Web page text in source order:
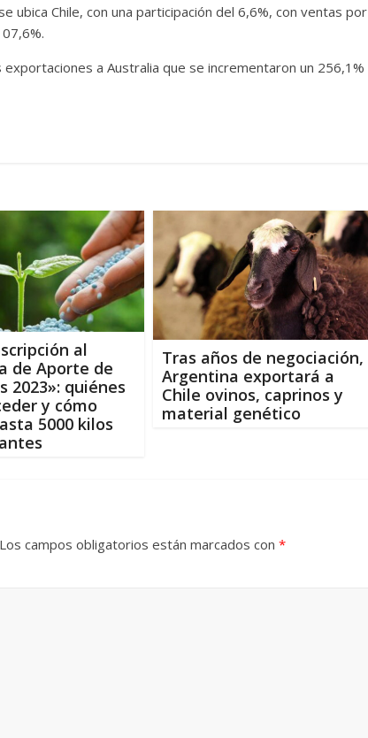
ubica Chile, con una participación del 6,6%, con ventas por
a Australia que se incrementaron un 256,1%
al
de Aporte de
2023»: quiénes
y cómo
5000 kilos
Tras años de negociación,
Argentina exportará a
Chile ovinos, caprinos y
material genético
Los campos obligatorios están marcados con *